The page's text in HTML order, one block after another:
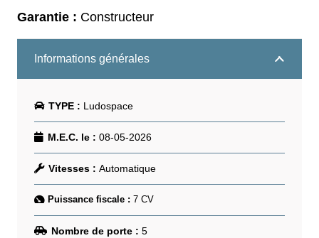
Garantie : Constructeur
Informations générales
TYPE : Ludospace
M.E.C. le : 08-05-2026
Vitesses : Automatique
Puissance fiscale :7 CV
Nombre de porte : 5